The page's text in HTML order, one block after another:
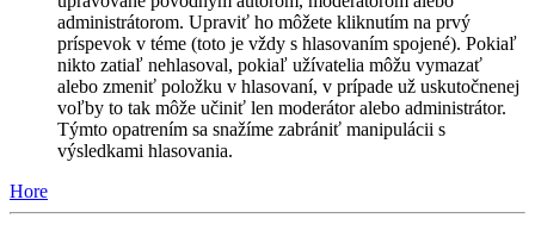
administrátorom. Upraviť ho môžete kliknutím na prvý
príspevok v téme (toto je vždy s hlasovaním spojené). Pokiaľ
nikto zatiaľ nehlasoval, pokiaľ užívatelia môžu vymazať
alebo zmeniť položku v hlasovaní, v prípade už uskutočnenej
voľby to tak môže učiniť len moderátor alebo administrátor.
Týmto opatrením sa snažíme zabrániť manipulácii s
výsledkami hlasovania.
Hore